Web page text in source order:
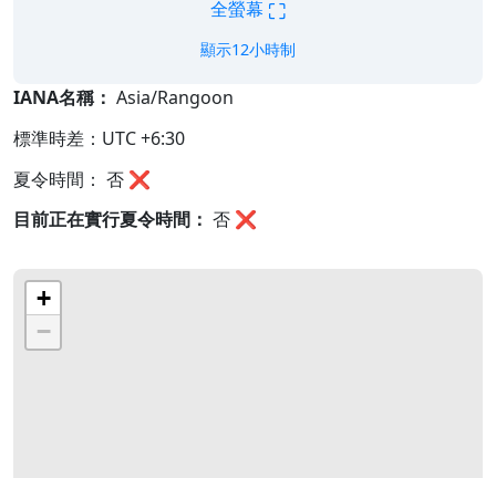
全螢幕 ⛶
顯示12小時制
IANA名稱： Asia/Rangoon
標準時差：UTC +6:30
夏令時間： 否 ❌
目前正在實行夏令時間： 否 ❌
+
−